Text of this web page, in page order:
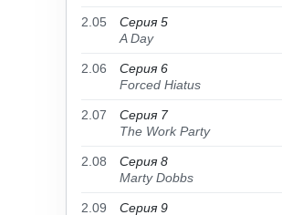
2.05
Серия 5
A Day
2.06
Серия 6
Forced Hiatus
2.07
Серия 7
The Work Party
2.08
Серия 8
Marty Dobbs
2.09
Серия 9